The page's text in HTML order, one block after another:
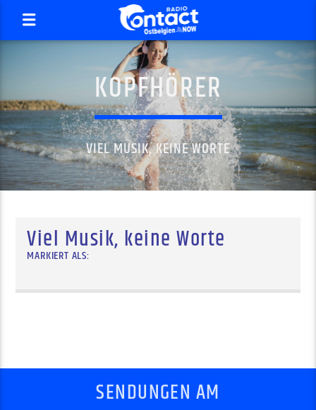
KOPFHÖRER
VIEL MUSIK, KEINE WORTE
Viel Musik, keine Worte
MARKIERT ALS:
SENDUNGEN AM